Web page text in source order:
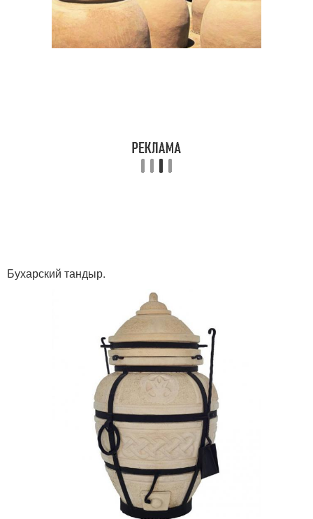
Бухарский тандыр.